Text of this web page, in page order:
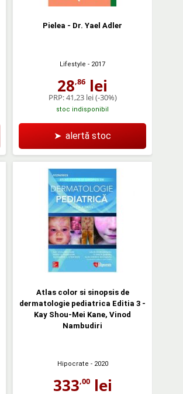
Pielea - Dr. Yael Adler
Lifestyle - 2017
28,86 lei
PRP:41,23 lei(-30%)
stoc indisponibil
➤ alertă stoc
Atlas color si sinopsis de
dermatologie pediatrica Editia 3 -
Kay Shou-Mei Kane, Vinod
Nambudiri
Hipocrate - 2020
333,00lei